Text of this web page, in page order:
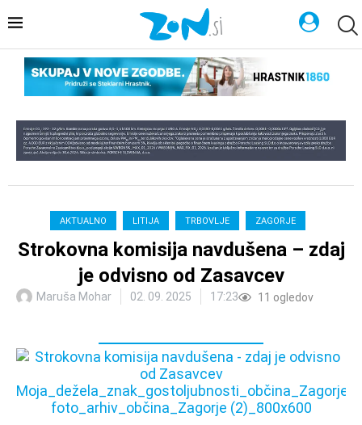
AKTUALNO LITIJA TRBOVLJE ZAGORJE
Strokovna komisija navdušena – zdaj
je odvisno od Zasavcev
Maruša Mohar 02. 09. 2025 17:23 11 ogledov